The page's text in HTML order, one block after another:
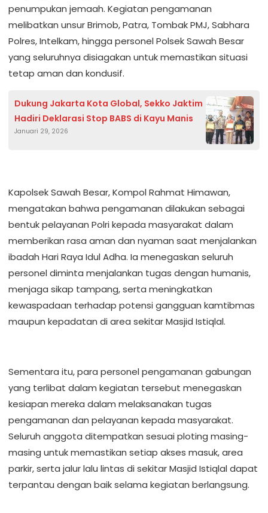
penumpukan jemaah. Kegiatan pengamanan
melibatkan unsur Brimob, Patra, Tombak PMJ, Sabhara
Polres, Intelkam, hingga personel Polsek Sawah Besar
yang seluruhnya disiagakan untuk memastikan situasi
tetap aman dan kondusif.
Dukung Jakarta Kota Global, Sekko Jaktim
Hadiri Deklarasi Stop BABS di Kayu Manis
Januari 29, 2026
Kapolsek Sawah Besar, Kompol Rahmat Himawan,
mengatakan bahwa pengamanan dilakukan sebagai
bentuk pelayanan Polri kepada masyarakat dalam
memberikan rasa aman dan nyaman saat menjalankan
ibadah Hari Raya Idul Adha. Ia menegaskan seluruh
personel diminta menjalankan tugas dengan humanis,
menjaga sikap tampang, serta meningkatkan
kewaspadaan terhadap potensi gangguan kamtibmas
maupun kepadatan di area sekitar Masjid Istiqlal.
Sementara itu, para personel pengamanan gabungan
yang terlibat dalam kegiatan tersebut menegaskan
kesiapan mereka dalam melaksanakan tugas
pengamanan dan pelayanan kepada masyarakat.
Seluruh anggota ditempatkan sesuai ploting masing-
masing untuk memastikan setiap akses masuk, area
parkir, serta jalur lalu lintas di sekitar Masjid Istiqlal dapat
terpantau dengan baik selama kegiatan berlangsung.